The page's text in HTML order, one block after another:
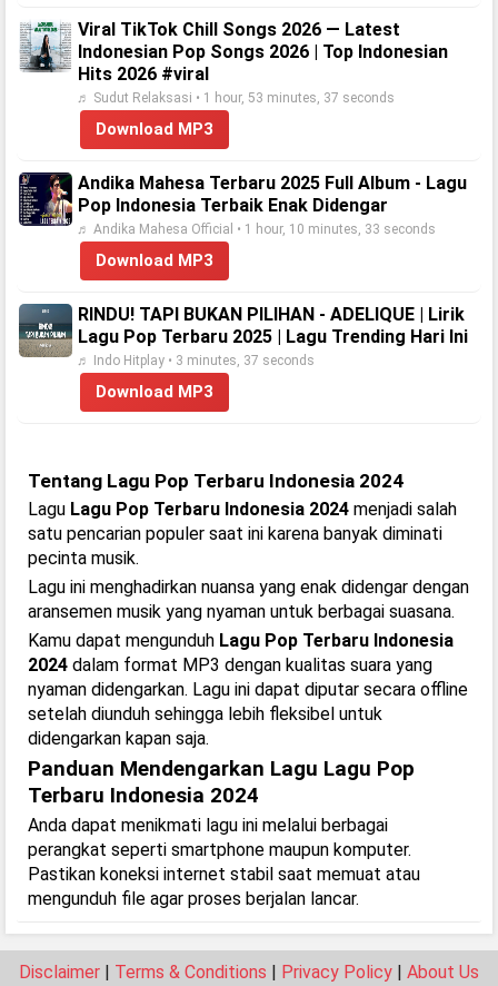
Viral TikTok Chill Songs 2026 — Latest
Indonesian Pop Songs 2026 | Top Indonesian
Hits 2026 #viral
♬ Sudut Relaksasi • 1 hour, 53 minutes, 37 seconds
Download MP3
Andika Mahesa Terbaru 2025 Full Album - Lagu
Pop Indonesia Terbaik Enak Didengar
♬ Andika Mahesa Official • 1 hour, 10 minutes, 33 seconds
Download MP3
RINDU! TAPI BUKAN PILIHAN - ADELIQUE | Lirik
Lagu Pop Terbaru 2025 | Lagu Trending Hari Ini
♬ Indo Hitplay • 3 minutes, 37 seconds
Download MP3
Tentang Lagu Pop Terbaru Indonesia 2024
Lagu Lagu Pop Terbaru Indonesia 2024 menjadi salah
satu pencarian populer saat ini karena banyak diminati
pecinta musik.
Lagu ini menghadirkan nuansa yang enak didengar dengan
aransemen musik yang nyaman untuk berbagai suasana.
Kamu dapat mengunduh Lagu Pop Terbaru Indonesia
2024 dalam format MP3 dengan kualitas suara yang
nyaman didengarkan. Lagu ini dapat diputar secara offline
setelah diunduh sehingga lebih fleksibel untuk
didengarkan kapan saja.
Panduan Mendengarkan Lagu Lagu Pop
Terbaru Indonesia 2024
Anda dapat menikmati lagu ini melalui berbagai
perangkat seperti smartphone maupun komputer.
Pastikan koneksi internet stabil saat memuat atau
mengunduh file agar proses berjalan lancar.
Disclaimer | Terms & Conditions | Privacy Policy | About Us